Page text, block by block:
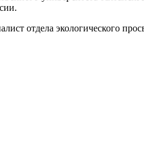
отдела экологического